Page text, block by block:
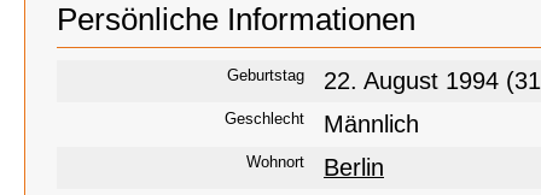
Persönliche Informationen
Geburtstag 22. August 1994
Geschlecht Männlich
Wohnort Berlin